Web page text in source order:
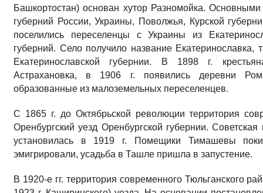
Башкортостан) основан хутор Разномойка.
губерний России, Украины, Поволжья, Курской
поселились переселенцы с Украины из
губерний. Село получило название Екатеринославка,
Екатеринославской губернии. В 1898 г.
Астрахановка, в 1906 г. появились деревни
образованные из малоземельных переселенцев.
С 1865 г. до Октябрьской революции территория
Оренбургский уезд Оренбургской губернии.
установилась в 1919 г. Помещики Тимашевы
эмигрировали, усадьба в Ташле пришла в запустение.
В 1920-е гг. территория современного Тюльганского